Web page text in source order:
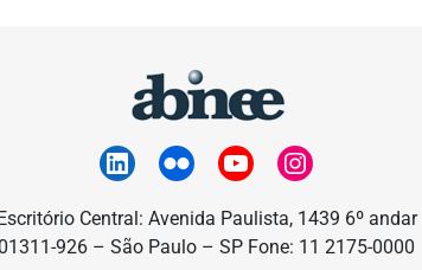
Escritório Central: Avenida Paulista, 1439 6º andar
01311-926 – São Paulo – SP Fone: 11 2175-0000